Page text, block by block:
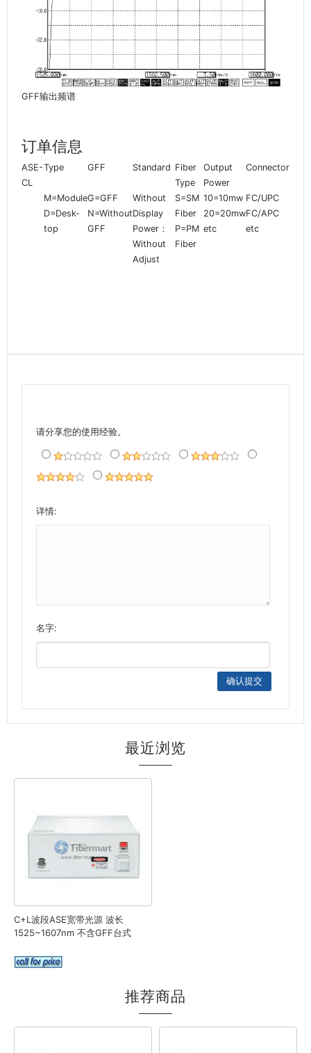
GFF输出频谱
订单信息
ASE-
CL
Type GFF Standard Fiber
Type
Output
Power
Connector
M=Module
D=Desk-
top
G=GFF
N=Without
GFF
Without
Display
Power：
Without
Adjust
S=SM
Fiber
P=PM
Fiber
10=10mw
20=20mw
etc
FC/UPC
FC/APC
etc
请分享您的使用经验。
详情:
名字:
最近浏览
C+L波段ASE宽带光源 波长
1525~1607nm 不含GFF台式
推荐商品